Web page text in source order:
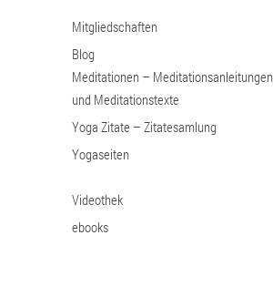
Mitgliedschaften
Blog
Meditationen – Meditationsanleitungen
und Meditationstexte
Yoga Zitate – Zitatesamlung
Yogaseiten
Videothek
ebooks